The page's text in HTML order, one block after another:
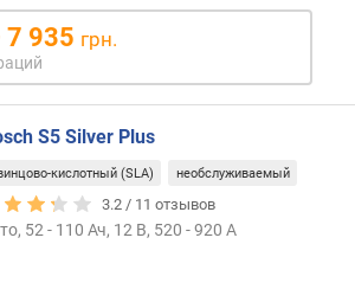
935 грн.
S5 Silver Plus
кислотный (SLA) необслуживаемый
3.2 / 11 отзывов
52 - 110 Ач, 12 В, 520 - 920 А